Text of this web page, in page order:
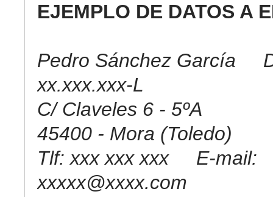
EJEMPLO DE DATOS A
Pedro Sánchez García
xx.xxx.xxx-L
C/ Claveles 6 - 5ºA
45400 - Mora (Toledo)
Tlf: xxx xxx xxx E-mail:
xxxxx@xxxx.com